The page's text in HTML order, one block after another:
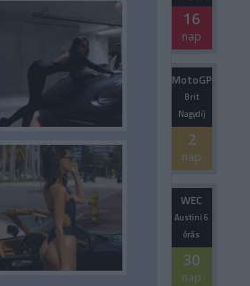
16
nap
MotoGP
Brit
Nagydíj
2
nap
WEC
Austini 6
órás
30
nap